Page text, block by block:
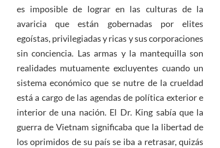
es imposible de lograr en las culturas de la
avaricia que están gobernadas por elites
egoístas, privilegiadas y ricas y sus corporaciones
sin conciencia. Las armas y la mantequilla son
realidades mutuamente excluyentes cuando un
sistema económico que se nutre de la crueldad
está a cargo de las agendas de política exterior e
interior de una nación. El Dr. King sabía que la
guerra de Vietnam significaba que la libertad de
los oprimidos de su país se iba a retrasar, quizás